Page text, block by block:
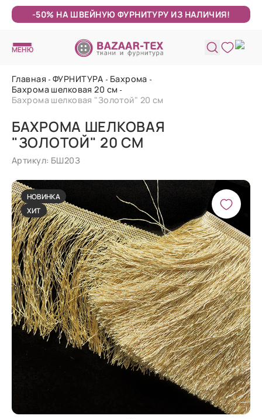
-50% НА ШВЕЙНУЮ ФУРНИТУРУ ИЗ НАЛИЧИЯ!
МЕНЮ
Главная ФУРНИТУРА
Бахрома
Бахрома шелковая 20 см
Бахрома шелковая "Золотой" 20 см
БАХРОМА ШЕЛКОВАЯ
"ЗОЛОТОЙ" 20 СМ
Артикул: БШ20З
НОВИНКА
ХИТ